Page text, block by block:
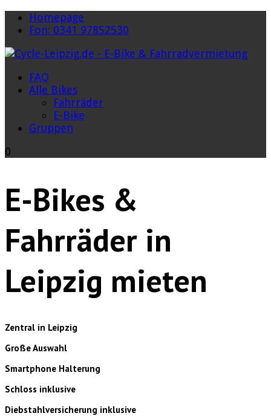
Homepage
Fon: 0341 97852530
FAQ
Alle Bikes
Fahrräder
E-Bike
Gruppen
0
E-Bikes &
Fahrräder in
Leipzig mieten
Zentral in Leipzig
Große Auswahl
Smartphone Halterung
Schloss inklusive
Diebstahlversicherung inklusive